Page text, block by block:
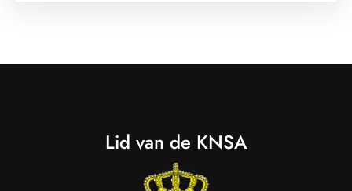
Lid van de KNSA